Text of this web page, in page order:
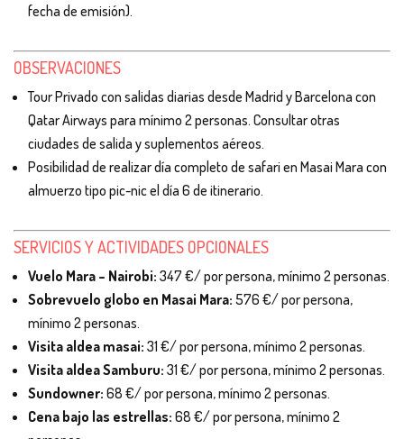
fecha de emisión).
OBSERVACIONES
Tour Privado con salidas diarias desde Madrid y Barcelona con
Qatar Airways para mínimo 2 personas. Consultar otras
ciudades de salida y suplementos aéreos.
Posibilidad de realizar día completo de safari en Masai Mara con
almuerzo tipo pic-nic el día 6 de itinerario.
SERVICIOS Y ACTIVIDADES OPCIONALES
Vuelo Mara – Nairobi: 347 €/ por persona, mínimo 2 personas.
Sobrevuelo globo en Masai Mara: 576 €/ por persona,
mínimo 2 personas.
Visita aldea masai: 31 €/ por persona, mínimo 2 personas.
Visita aldea Samburu: 31 €/ por persona, mínimo 2 personas.
Sundowner: 68 €/ por persona, mínimo 2 personas.
Cena bajo las estrellas: 68 €/ por persona, mínimo 2